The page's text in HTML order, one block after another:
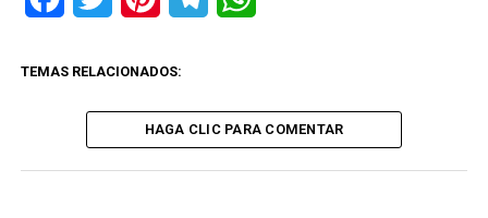
TEMAS RELACIONADOS:
HAGA CLIC PARA COMENTAR